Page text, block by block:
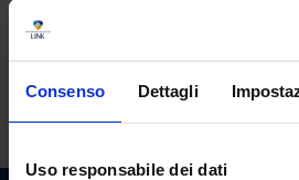
Consenso Dettagli
Uso responsabile dei dati
ORARI DI RICEVIMENTO
invio di email.